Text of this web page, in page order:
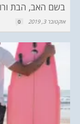
בשם האב, הבת
אוקטובר 3, 2019 0